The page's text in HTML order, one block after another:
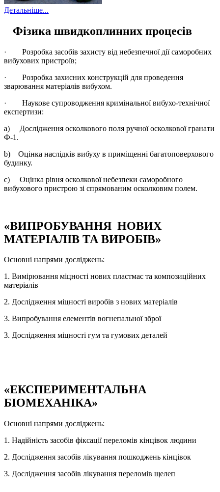
Детальніше...
Фізика швидкоплинних процесів
· Розробка засобів захисту від небезпечної дії саморобних
вибухових пристроїв;
· Розробка захисних конструкцій для проведення
зварювання матеріалів вибухом.
· Наукове супроводження кримінальної вибухо-технічної
експертизи:
a) Дослідження осколкового поля ручної осколкової гранати
Ф-1.
b) Оцінка наслідків вибуху в приміщенні багатоповерхового
будинку.
c) Оцінка рівня осколкової небезпеки саморобного
вибухового пристрою зі спрямованим осколковим полем.
«ВИПРОБУВАННЯ НОВИХ
МАТЕРІАЛІВ ТА ВИРОБІВ»
Основні напрями досліджень:
1. Вимірювання міцності нових пластмас та композиційних
матеріалів
2. Дослідження міцності виробів з нових матеріалів
3. Випробування елементів вогнепальної зброї
3. Дослідження міцності гум та гумових деталей
«ЕКСПЕРИМЕНТАЛЬНА
БІОМЕХАНІКА»
Основні напрями досліджень:
1. Надійність засобів фіксації переломів кінцівок людини
2. Дослідження засобів лікування пошкоджень кінцівок
3. Дослідження засобів лікування переломів щелеп